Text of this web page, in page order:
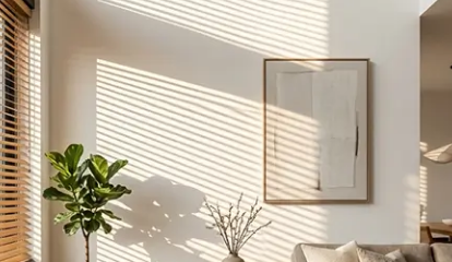
helpt isoleren.
met isolerende werking
/ bottom-up mogelijk
verduisterend verkrijgbaar
ook zonder boren (kunststof kozijnen)